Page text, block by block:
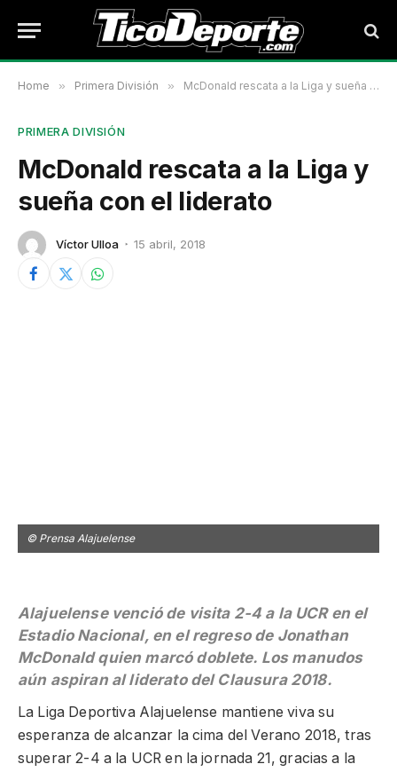
Home » Primera División » McDonald rescata a la Liga y sueña con el liderato
PRIMERA DIVISIÓN
McDonald rescata a la Liga y
sueña con el liderato
Víctor Ulloa 15 abril, 2018
© Prensa Alajuelense
Alajuelense venció de visita 2-4 a la UCR en el
Estadio Nacional, en el regreso de Jonathan
McDonald quien marcó doblete. Los manudos
aún aspiran al liderato del Clausura 2018.
La Liga Deportiva Alajuelense mantiene viva su
esperanza de alcanzar la cima del Verano 2018, tras
superar 2-4 a la UCR en la jornada 21, gracias a la